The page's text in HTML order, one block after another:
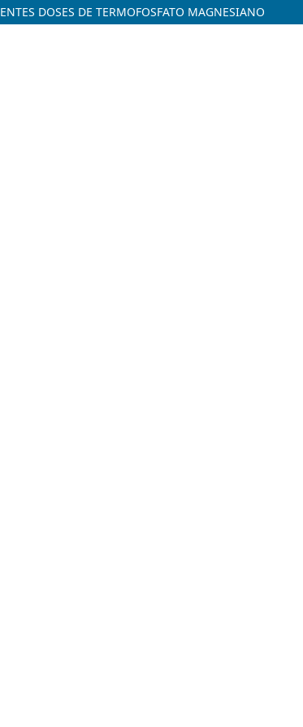
DOSES DE TERMOFOSFATO MAGNESIANO